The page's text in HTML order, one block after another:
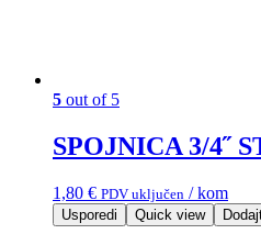
5 out of 5
SPOJNICA 3/4˝
1,80 € PDV uključen / kom
Usporedi Quick view